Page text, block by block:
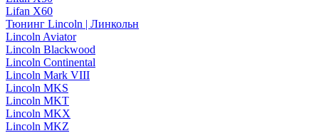
Lifan X60
Тюнинг Lincoln | Линкольн
Lincoln Aviator
Lincoln Blackwood
Lincoln Continental
Lincoln Mark VIII
Lincoln MKS
Lincoln MKT
Lincoln MKX
Lincoln MKZ